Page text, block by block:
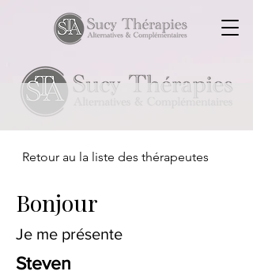
Retour au la liste des thérapeutes
Bonjour
Je me présente
Steven